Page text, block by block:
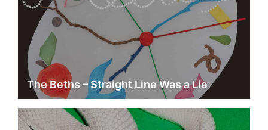
The Beths – Straight Line Was a Lie